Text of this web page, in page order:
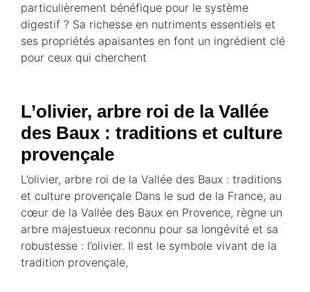
particulièrement bénéfique pour le système
digestif ? Sa richesse en nutriments essentiels et
ses propriétés apaisantes en font un ingrédient clé
pour ceux qui cherchent
L’olivier, arbre roi de la Vallée
des Baux : traditions et culture
provençale
L’olivier, arbre roi de la Vallée des Baux : traditions
et culture provençale Dans le sud de la France, au
cœur de la Vallée des Baux en Provence, règne un
arbre majestueux reconnu pour sa longévité et sa
robustesse : l’olivier. Il est le symbole vivant de la
tradition provençale,